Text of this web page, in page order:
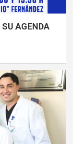
AGENDA